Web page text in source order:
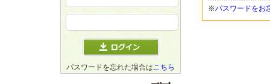
※パスワードをお
パスワードを忘れた場合はこちら